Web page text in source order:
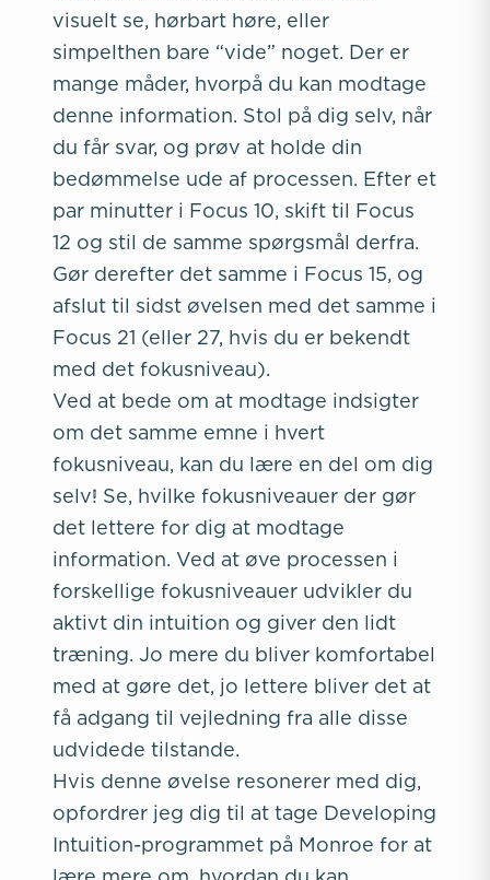
visuelt se, hørbart høre, eller
simpelthen bare “vide” noget. Der er
mange måder, hvorpå du kan modtage
denne information. Stol på dig selv, når
du får svar, og prøv at holde din
bedømmelse ude af processen. Efter et
par minutter i Focus 10, skift til Focus
12 og stil de samme spørgsmål derfra.
Gør derefter det samme i Focus 15, og
afslut til sidst øvelsen med det samme i
Focus 21 (eller 27, hvis du er bekendt
med det fokusniveau).
Ved at bede om at modtage indsigter
om det samme emne i hvert
fokusniveau, kan du lære en del om dig
selv! Se, hvilke fokusniveauer der gør
det lettere for dig at modtage
information. Ved at øve processen i
forskellige fokusniveauer udvikler du
aktivt din intuition og giver den lidt
træning. Jo mere du bliver komfortabel
med at gøre det, jo lettere bliver det at
få adgang til vejledning fra alle disse
udvidede tilstande.
Hvis denne øvelse resonerer med dig,
opfordrer jeg dig til at tage Developing
Intuition-programmet på Monroe for at